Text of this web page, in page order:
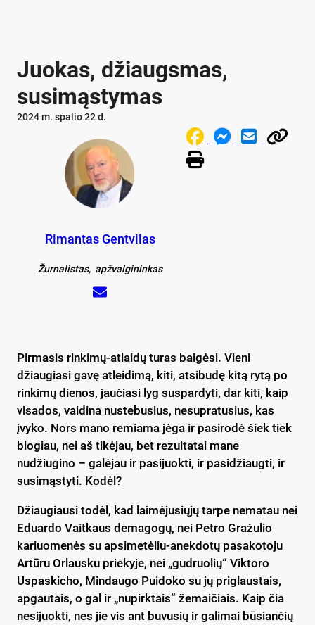
Juokas, džiaugsmas,
susimąstymas
2024 m. spalio 22 d.
Rimantas Gentvilas
Žurnalistas, apžvalgininkas
Pirmasis rinkimų-atlaidų turas baigėsi. Vieni
džiaugiasi gavę atleidimą, kiti, atsibudę kitą rytą po
rinkimų dienos, jaučiasi lyg suspardyti, dar kiti, kaip
visados, vaidina nustebusius, nesupratusius, kas
įvyko. Nors mano remiama jėga ir pasirodė šiek tiek
blogiau, nei aš tikėjau, bet rezultatai mane
nudžiugino – galėjau ir pasijuokti, ir pasidžiaugti, ir
susimąstyti. Kodėl?
Džiaugiausi todėl, kad laimėjusiųjų tarpe nematau nei
Eduardo Vaitkaus demagogų, nei Petro Gražulio
kariuomenės su apsimetėliu-anekdotų pasakotoju
Artūru Orlausku priekyje, nei „gudruolių“ Viktoro
Uspaskicho, Mindaugo Puidoko su jų priglaustais,
apgautais, o gal ir „nupirktais“ žemaičiais. Kaip čia
nesijuokti, nes jie vis ant buvusių ir galimai būsiančių